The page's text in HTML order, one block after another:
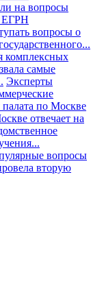
на вопросы
ЕГРН
вопросы о
комплексных
самые
Эксперты
палата по Москве
отвечает на
вопросы
вторую